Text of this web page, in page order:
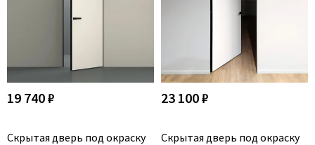
19 740 ₽
Скрытая дверь под окраску
23 100 ₽
Скрытая дверь под окраску